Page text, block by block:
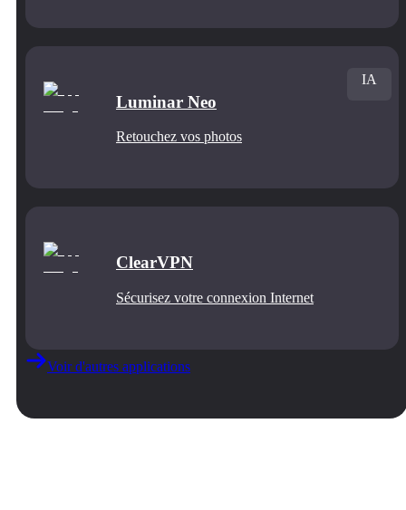
Luminar Neo
Retouchez vos photos
IA
ClearVPN
Sécurisez votre connexion Internet
Voir d'autres applications